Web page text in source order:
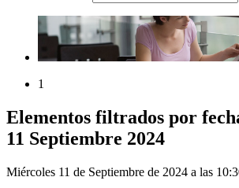
1
Elementos filtrados por
11 Septiembre 2024
Miércoles 11 de Septiembre de 2024 a las